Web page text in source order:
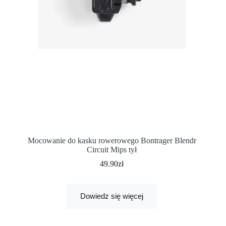
Mocowanie do kasku rowerowego Bontrager Blendr
Circuit Mips tył
49.90zł
Dowiedz się więcej